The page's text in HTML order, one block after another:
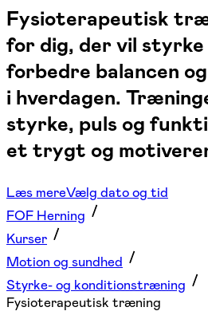
Fysioterapeutisk
for dig, der vil styrke
forbedre balancen
i hverdagen.
styrke, puls og
et trygt og
Læs mereVælg dato og tid
FOF Herning
Kurser
Motion og sundhed
Styrke- og konditionstræning
Fysioterapeutisk træning